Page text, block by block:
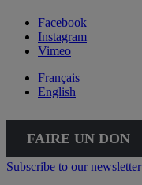
Facebook
Instagram
Vimeo
Français
English
FAIRE UN DON
Subscribe to our newsletter